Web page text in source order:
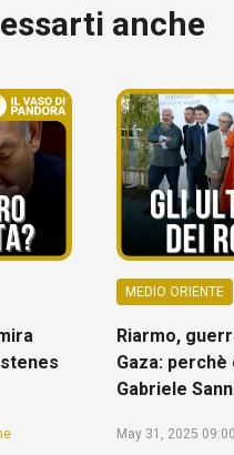
anche
MEDIO ORIENTE
Riarmo,
Gaza:
Gabriele
May 31, 2025 09:00